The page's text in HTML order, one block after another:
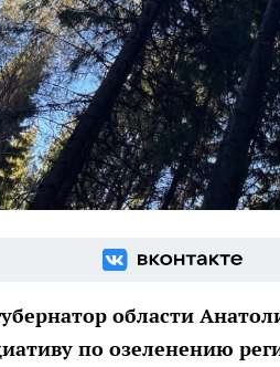
области
по озеленению